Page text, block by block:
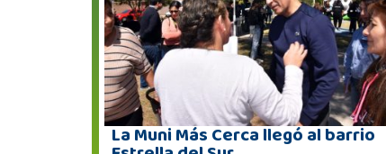
La Muni Más Cerca llegó al barrio